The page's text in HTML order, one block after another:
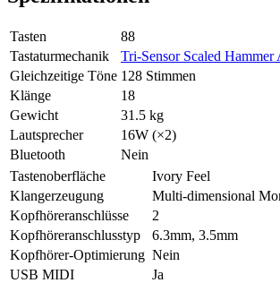
Tasten
88
Tastaturmechanik
Tri-Sensor Scaled
Gleichzeitige Töne 128 Stimmen
Klänge
18
Gewicht
31.5 kg
Lautsprecher
16W (×2)
Bluetooth
Nein
Tastenoberfläche
Ivory Feel
Klangerzeugung
Multi-dimensional
Kopfhöreranschlüsse
2
Kopfhöreranschlusstyp
6.3mm, 3.5mm
Kopfhörer-Optimierung Nein
USB MIDI
Ja